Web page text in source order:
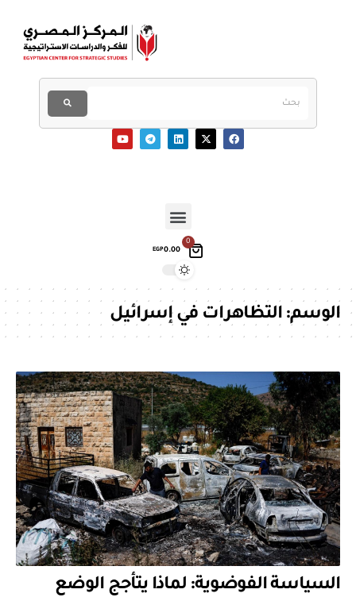
0
EGP0.00
الوسم:التظاهرات في إسرائيل
السياسة الفوضوية: لماذا يتأجج الوضع